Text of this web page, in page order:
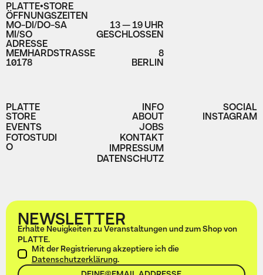
PLATTE•STORE
ÖFFNUNGSZEITEN
MO-DI/DO-SA 13 — 19 UHR
MI/SO GESCHLOSSEN
ADRESSE
MEMHARDSTRASSE 8
10178 BERLIN
PLATTE
STORE
EVENTS
FOTOSTUDI
O
INFO
ABOUT
JOBS
KONTAKT
IMPRESSUM
DATENSCHUTZ
SOCIAL
INSTAGRAM
NEWSLETTER
Erhalte Neuigkeiten zu Veranstaltungen und zum Shop von
PLATTE.
Mit der Registrierung akzeptiere ich die
Datenschutzerklärung.